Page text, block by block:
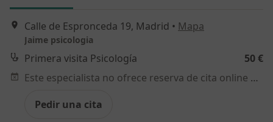
Calle de Espronceda 19, Madrid • Mapa
Jaime psicologia
Primera visita Psicología
50 €
Este especialista no ofrece reserva de cita online en esta dirección.
Pedir una cita